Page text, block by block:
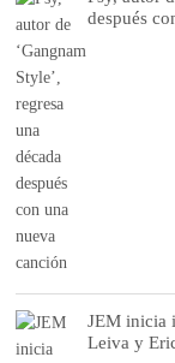
después
JEM inicia
Leiva y